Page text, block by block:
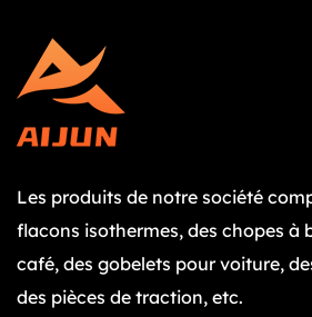
Les produits de notre société
flacons isothermes, des chopes à
café, des gobelets pour voiture,
des pièces de traction, etc.